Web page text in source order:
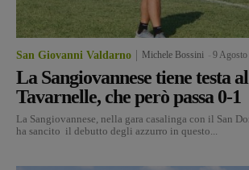
San Giovanni Valdarno Michele Bossini 9
La Sangiovannese tiene testa
Tavarnelle, che però passa 0-1
La Sangiovannese, nella gara casalinga con il San
ha sancito il debutto degli azzurro in questo...